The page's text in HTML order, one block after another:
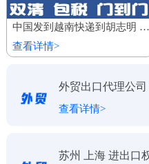
中国发到越南快递到胡志明 家具建材陆运船运出口 整柜专线运输
查看详情>
外贸出口代理公
对一服务
查看详情>
苏州 上海 进出口